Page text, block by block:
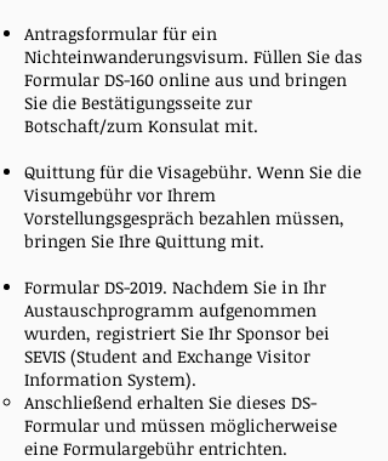
Antragsformular für ein
Nichteinwanderungsvisum. Füllen Sie das
Formular DS-160 online aus und bringen
Sie die Bestätigungsseite zur
Botschaft/zum Konsulat mit.
Quittung für die Visagebühr. Wenn Sie die
Visumgebühr vor Ihrem
Vorstellungsgespräch bezahlen müssen,
bringen Sie Ihre Quittung mit.
Formular DS-2019. Nachdem Sie in Ihr
Austauschprogramm aufgenommen
wurden, registriert Sie Ihr Sponsor bei
SEVIS (Student and Exchange Visitor
Information System).
Anschließend erhalten Sie dieses DS-
Formular und müssen möglicherweise
eine Formulargebühr entrichten.